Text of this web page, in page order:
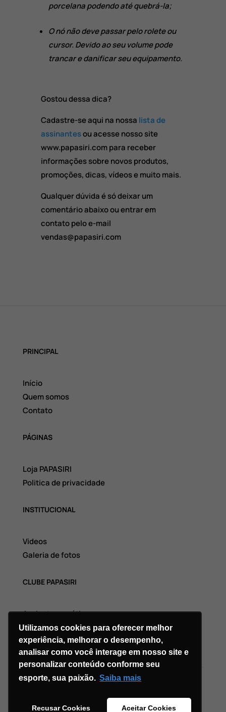
Utilizamos cookies para oferecer melhor
experiência, melhorar o desempenho,
analisar como você interage em nosso site e
personalizar conteúdo conforme seu
esporte, sua paixão. Saiba mais
Recusar Cookies Aceitar Cookies
porcelana podendo até quebrá-la;
O nó não deve passar pelo rolete ou
cursor. Devido ao seu volume pode
trancar e danificar seu equipamento.
Gostou dessa dica?
Cadastre-se aqui na nossa lista de
assinantesou acesse nosso site
www.papasiri.com para receber
informações sobre novos produtos,
promoções, dicas, vídeos e muito mais.
Qualquer dúvida é só deixar um
comentário abaixo ou entrar em
contato pelo e-mail
vendas@papasiri.com
PRINCIPAL
Início
Quem somos
Contato
PÁGINAS
Loja PAPASIRI
Politica de privacidade
INSTITUCIONAL
Videos
Galeria de fotos
CLUBE PAPASIRI
Assinatura grátis